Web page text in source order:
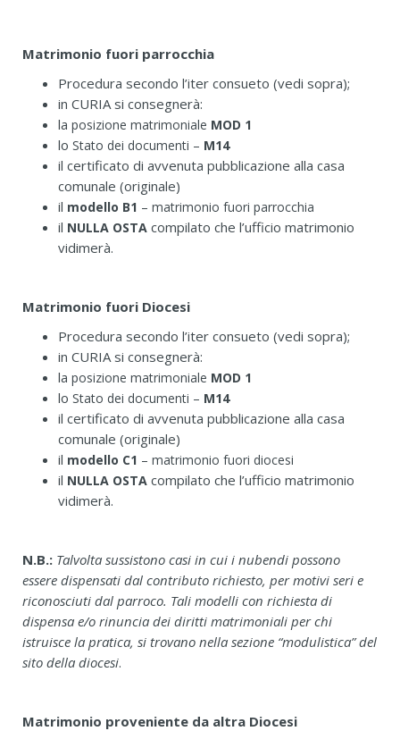
Matrimonio fuori parrocchia
Procedura secondo l’iter consueto (vedi sopra);
in CURIA si consegnerà:
la posizione matrimoniale MOD 1
lo Stato dei documenti – M14
il certificato di avvenuta pubblicazione alla casa
comunale (originale)
il modello B1 – matrimonio fuori parrocchia
il NULLA OSTA compilato che l’ufficio matrimonio
vidimerà.
Matrimonio fuori Diocesi
Procedura secondo l’iter consueto (vedi sopra);
in CURIA si consegnerà:
la posizione matrimoniale MOD 1
lo Stato dei documenti – M14
il certificato di avvenuta pubblicazione alla casa
comunale (originale)
il modello C1 – matrimonio fuori diocesi
il NULLA OSTA compilato che l’ufficio matrimonio
vidimerà.
N.B.: Talvolta sussistono casi in cui i nubendi possono
essere dispensati dal contributo richiesto, per motivi seri e
riconosciuti dal parroco. Tali modelli con richiesta di
dispensa e/o rinuncia dei diritti matrimoniali per chi
istruisce la pratica, si trovano nella sezione “modulistica” del
sito della diocesi.
Matrimonio proveniente da altra Diocesi